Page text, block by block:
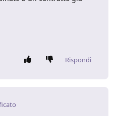
Rispondi